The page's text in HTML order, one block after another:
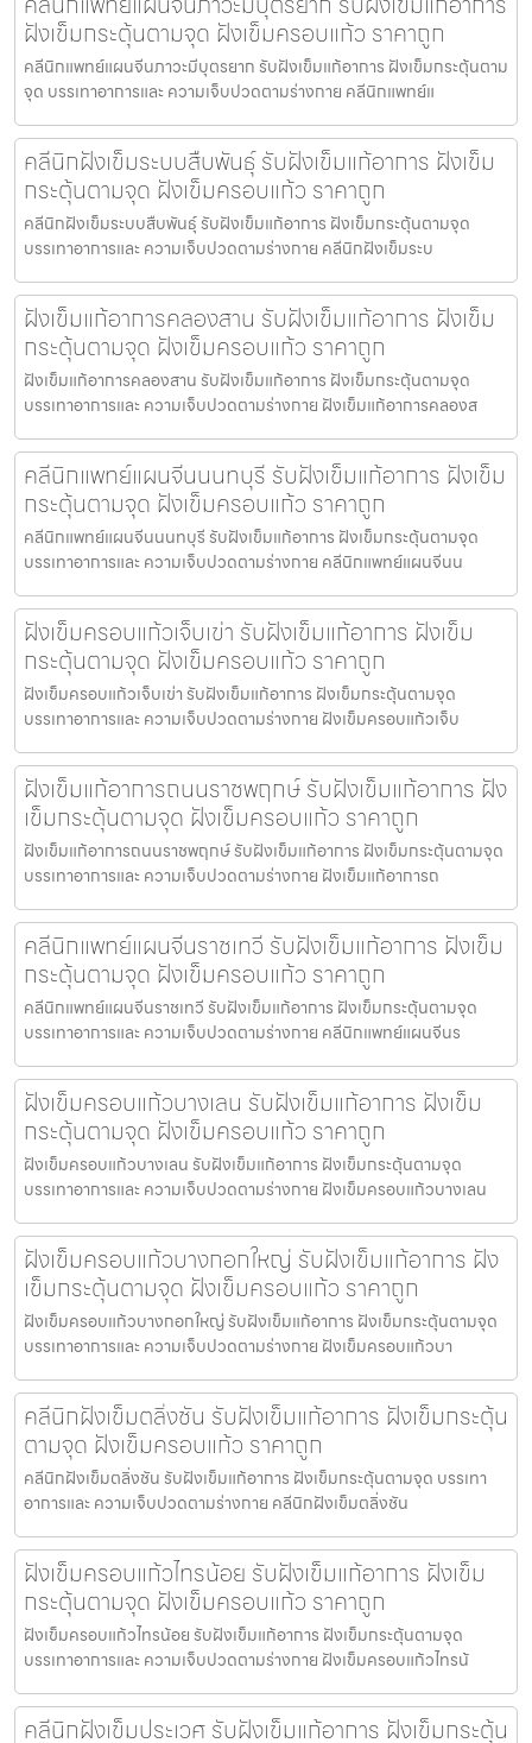
ฝังเข็มกระตุ้นตามจุด ฝังเข็มครอบแก้ว ราคาถูก
คลีนิกแพทย์แผนจีนภาวะมีบุตรยาก รับฝังเข็มแก้อาการ ฝังเข็มกระตุ้นตาม
จุด บรรเทาอาการและ ความเจ็บปวดตามร่างกาย คลีนิกแพทย์แ
คลีนิกฝังเข็มระบบสืบพันธุ์ รับฝังเข็มแก้อาการ ฝังเข็ม
กระตุ้นตามจุด ฝังเข็มครอบแก้ว ราคาถูก
คลีนิกฝังเข็มระบบสืบพันธุ์ รับฝังเข็มแก้อาการ ฝังเข็มกระตุ้นตามจุด
บรรเทาอาการและ ความเจ็บปวดตามร่างกาย คลีนิกฝังเข็มระบ
ฝังเข็มแก้อาการคลองสาน รับฝังเข็มแก้อาการ ฝังเข็ม
กระตุ้นตามจุด ฝังเข็มครอบแก้ว ราคาถูก
ฝังเข็มแก้อาการคลองสาน รับฝังเข็มแก้อาการ ฝังเข็มกระตุ้นตามจุด
บรรเทาอาการและ ความเจ็บปวดตามร่างกาย ฝังเข็มแก้อาการคลองส
คลีนิกแพทย์แผนจีนนนทบุรี รับฝังเข็มแก้อาการ ฝังเข็ม
กระตุ้นตามจุด ฝังเข็มครอบแก้ว ราคาถูก
คลีนิกแพทย์แผนจีนนนทบุรี รับฝังเข็มแก้อาการ ฝังเข็มกระตุ้นตามจุด
บรรเทาอาการและ ความเจ็บปวดตามร่างกาย คลีนิกแพทย์แผนจีนน
ฝังเข็มครอบแก้วเจ็บเข่า รับฝังเข็มแก้อาการ ฝังเข็ม
กระตุ้นตามจุด ฝังเข็มครอบแก้ว ราคาถูก
ฝังเข็มครอบแก้วเจ็บเข่า รับฝังเข็มแก้อาการ ฝังเข็มกระตุ้นตามจุด
บรรเทาอาการและ ความเจ็บปวดตามร่างกาย ฝังเข็มครอบแก้วเจ็บ
ฝังเข็มแก้อาการถนนราชพฤกษ์ รับฝังเข็มแก้อาการ ฝัง
เข็มกระตุ้นตามจุด ฝังเข็มครอบแก้ว ราคาถูก
ฝังเข็มแก้อาการถนนราชพฤกษ์ รับฝังเข็มแก้อาการ ฝังเข็มกระตุ้นตามจุด
บรรเทาอาการและ ความเจ็บปวดตามร่างกาย ฝังเข็มแก้อาการถ
คลีนิกแพทย์แผนจีนราชเทวี รับฝังเข็มแก้อาการ ฝังเข็ม
กระตุ้นตามจุด ฝังเข็มครอบแก้ว ราคาถูก
คลีนิกแพทย์แผนจีนราชเทวี รับฝังเข็มแก้อาการ ฝังเข็มกระตุ้นตามจุด
บรรเทาอาการและ ความเจ็บปวดตามร่างกาย คลีนิกแพทย์แผนจีนร
ฝังเข็มครอบแก้วบางเลน รับฝังเข็มแก้อาการ ฝังเข็ม
กระตุ้นตามจุด ฝังเข็มครอบแก้ว ราคาถูก
ฝังเข็มครอบแก้วบางเลน รับฝังเข็มแก้อาการ ฝังเข็มกระตุ้นตามจุด
บรรเทาอาการและ ความเจ็บปวดตามร่างกาย ฝังเข็มครอบแก้วบางเลน
ฝังเข็มครอบแก้วบางกอกใหญ่ รับฝังเข็มแก้อาการ ฝัง
เข็มกระตุ้นตามจุด ฝังเข็มครอบแก้ว ราคาถูก
ฝังเข็มครอบแก้วบางกอกใหญ่ รับฝังเข็มแก้อาการ ฝังเข็มกระตุ้นตามจุด
บรรเทาอาการและ ความเจ็บปวดตามร่างกาย ฝังเข็มครอบแก้วบา
คลีนิกฝังเข็มตลิ่งชัน รับฝังเข็มแก้อาการ ฝังเข็มกระตุ้น
ตามจุด ฝังเข็มครอบแก้ว ราคาถูก
คลีนิกฝังเข็มตลิ่งชัน รับฝังเข็มแก้อาการ ฝังเข็มกระตุ้นตามจุด บรรเทา
อาการและ ความเจ็บปวดตามร่างกาย คลีนิกฝังเข็มตลิ่งชัน
ฝังเข็มครอบแก้วไทรน้อย รับฝังเข็มแก้อาการ ฝังเข็ม
กระตุ้นตามจุด ฝังเข็มครอบแก้ว ราคาถูก
ฝังเข็มครอบแก้วไทรน้อย รับฝังเข็มแก้อาการ ฝังเข็มกระตุ้นตามจุด
บรรเทาอาการและ ความเจ็บปวดตามร่างกาย ฝังเข็มครอบแก้วไทรน้
คลีนิกฝังเข็มประเวศ รับฝังเข็มแก้อาการ ฝังเข็มกระตุ้น